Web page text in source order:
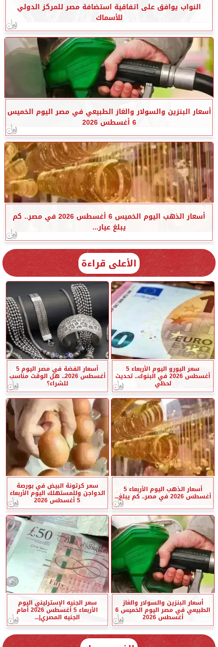
النواب يوافق على اتفاقية استضافة مصر للمركز الدولي
للأسماك
أسعار البنزين والسولار والغاز الطبيعي في مصر اليوم الخميس
6 أغسطس 2026
أسعار الذهب اليوم الخميس 6 أغسطس 2026 في مصر.. كم
يبلغ عيار...
الأعلى قراءة
سعر اليورو اليوم الأربعاء 5
أغسطس 2026 في البنوك.. تحديث
لحظي
أسعار الفضة في مصر اليوم 5
أغسطس 2026.. هل الوقت مناسب
للشراء؟
أسعار الذهب اليوم الأربعاء 5
أغسطس 2026 في مصر.. كم يبلغ...
سعر كرتونة البيض في بورصة
الدواجن وللمستهلك اليوم الأربعاء
5 أغسطس 2026
أسعار البنزين والسولار والغاز
الطبيعي في مصر اليوم الخميس 6
أغسطس 2026
سعر الجنيه الإسترليني اليوم
الأربعاء 5 أغسطس 2026 أمام
الجنيه المصري|...